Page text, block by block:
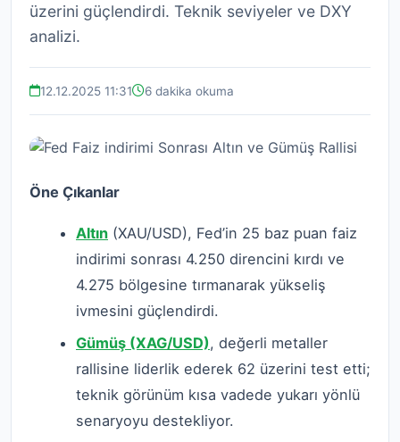
üzerini güçlendirdi. Teknik seviyeler ve DXY
analizi.
12.12.2025 11:31 6 dakika okuma
Öne Çıkanlar
Altın (XAU/USD), Fed’in 25 baz puan faiz
indirimi sonrası 4.250 direncini kırdı ve
4.275 bölgesine tırmanarak yükseliş
ivmesini güçlendirdi.
Gümüş (XAG/USD), değerli metaller
rallisine liderlik ederek 62 üzerini test etti;
teknik görünüm kısa vadede yukarı yönlü
senaryoyu destekliyor.